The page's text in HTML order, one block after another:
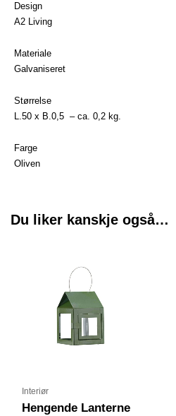
antall
Design
A2 Living
Materiale
Galvaniseret
Størrelse
L.50 x B.0,5 – ca. 0,2 kg.
Farge
Oliven
Du liker kanskje også…
Interiør
Hengende Lanterne